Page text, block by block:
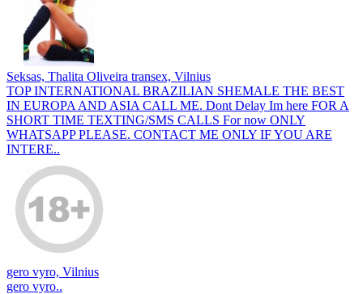
Seksas, Thalita Oliveira transex, Vilnius
TOP INTERNATIONAL BRAZILIAN SHEMALE THE BEST
IN EUROPA AND ASIA CALL ME. Dont Delay Im here FOR A
SHORT TIME TEXTING/SMS CALLS For now ONLY
WHATSAPP PLEASE. CONTACT ME ONLY IF YOU ARE
INTERE..
gero vyro, Vilnius
gero vyro..